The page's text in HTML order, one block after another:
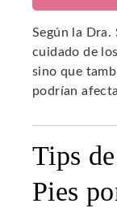
Según la Dra.
cuidado de
sino que
podrían
Tips
Pies